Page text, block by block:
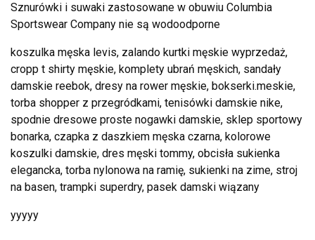
Sznurówki i suwaki zastosowane w obuwiu Columbia
Sportswear Company nie są wodoodporne
koszulka męska levis, zalando kurtki męskie wyprzedaż,
cropp t shirty męskie, komplety ubrań męskich, sandały
damskie reebok, dresy na rower męskie, bokserki.meskie,
torba shopper z przegródkami, tenisówki damskie nike,
spodnie dresowe proste nogawki damskie, sklep sportowy
bonarka, czapka z daszkiem męska czarna, kolorowe
koszulki damskie, dres męski tommy, obcisła sukienka
elegancka, torba nylonowa na ramię, sukienki na zime, stroj
na basen, trampki superdry, pasek damski wiązany
yyyyy